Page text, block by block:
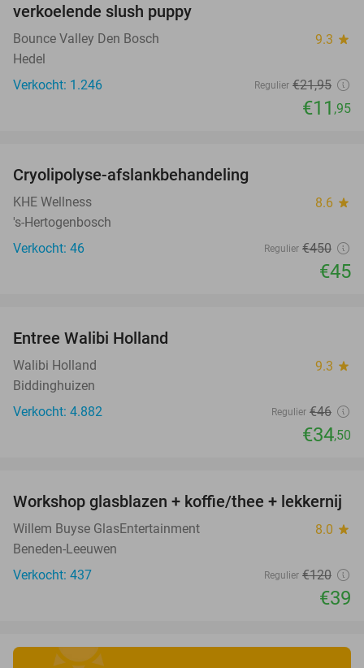
verkoelende slush puppy
Bounce Valley Den Bosch 9.3 star
Hedel
Verkocht: 1.246
Regulier €21,95
€11 ,95
Cryolipolyse-afslankbehandeling
KHE Wellness 8.6 star
's-Hertogenbosch
Verkocht: 46
Regulier €450
€45
Entree Walibi Holland
Walibi Holland 9.3 star
Biddinghuizen
Verkocht: 4.882
Regulier €46
€34,50
68%
Workshop glasblazen + koffie/thee + lekkernij
Willem Buyse GlasEntertainment 8.0 star
Beneden-Leeuwen
Verkocht: 437
Regulier €120
€39